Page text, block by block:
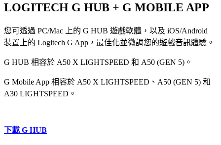
LOGITECH G HUB + G MOBILE APP
您可透過 PC/Mac 上的 G HUB 遊戲軟體，以及 iOS/Android
裝置上的 Logitech G App，最佳化並微調您的遊戲音訊體驗。
G HUB 相容於 A50 X LIGHTSPEED 和 A50 (GEN 5)。
G Mobile App 相容於 A50 X LIGHTSPEED、A50 (GEN 5) 和
A30 LIGHTSPEED。
下載 G HUB